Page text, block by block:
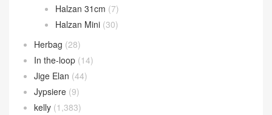
Halzan 31cm (7)
Halzan Mini (30)
Herbag (28)
In the-loop (14)
Jige Elan (44)
Jypsiere (9)
kelly (1,383)